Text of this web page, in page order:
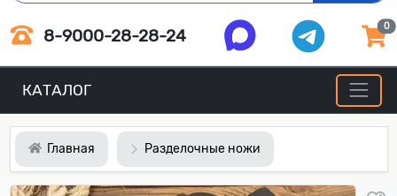
8-9000-28-28-24 0
КАТАЛОГ
Главная Разделочные ножи